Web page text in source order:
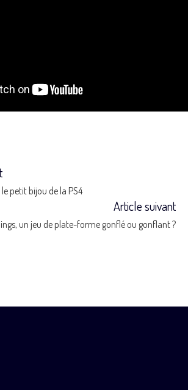
petit bijou de la PS4
Article suivant
un jeu de plate-forme gonflé ou gonflant ?